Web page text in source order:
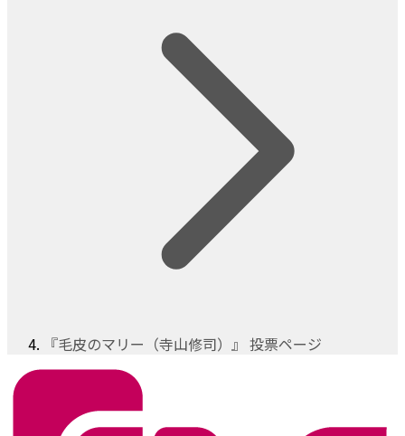
『毛皮のマリー（寺山修司）』 投票ページ